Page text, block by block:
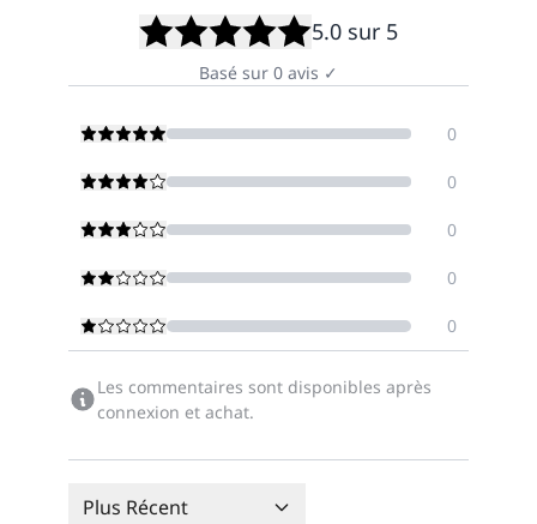
5.0 sur 5
Basé sur 0 avis ✓
0
0
0
0
0
Les commentaires sont disponibles après
connexion et achat.
Plus Récent